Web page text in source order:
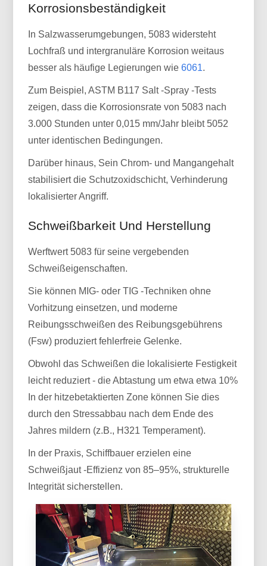
Korrosionsbeständigkeit
In Salzwasserumgebungen, 5083 widersteht
Lochfraß und intergranuläre Korrosion weitaus
besser als häufige Legierungen wie6061.
Zum Beispiel, ASTM B117 Salt -Spray -Tests
zeigen, dass die Korrosionsrate von 5083 nach
3.000 Stunden unter 0,015 mm/Jahr bleibt 5052
unter identischen Bedingungen.
Darüber hinaus, Sein Chrom- und Mangangehalt
stabilisiert die Schutzoxidschicht, Verhinderung
lokalisierter Angriff.
Schweißbarkeit Und Herstellung
Werftwert 5083 für seine vergebenden
Schweißeigenschaften.
Sie können MIG- oder TIG -Techniken ohne
Vorhitzung einsetzen, und moderne
Reibungsschweißen des Reibungsgebührens
(Fsw) produziert fehlerfreie Gelenke.
Obwohl das Schweißen die lokalisierte Festigkeit
leicht reduziert - die Abtastung um etwa etwa 10%
In der hitzebetaktierten Zone können Sie dies
durch den Stressabbau nach dem Ende des
Jahres mildern (z.B., H321 Temperament).
In der Praxis, Schiffbauer erzielen eine
Schweißjaut -Effizienz von 85–95%, strukturelle
Integrität sicherstellen.